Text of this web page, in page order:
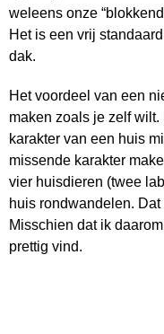
weleens onze
Het is een vrij
dak.
Het voordeel van een
maken zoals je zelf
karakter van een huis
missende karakter
vier huisdieren (twee
huis rondwandelen.
Misschien dat ik
prettig vind.